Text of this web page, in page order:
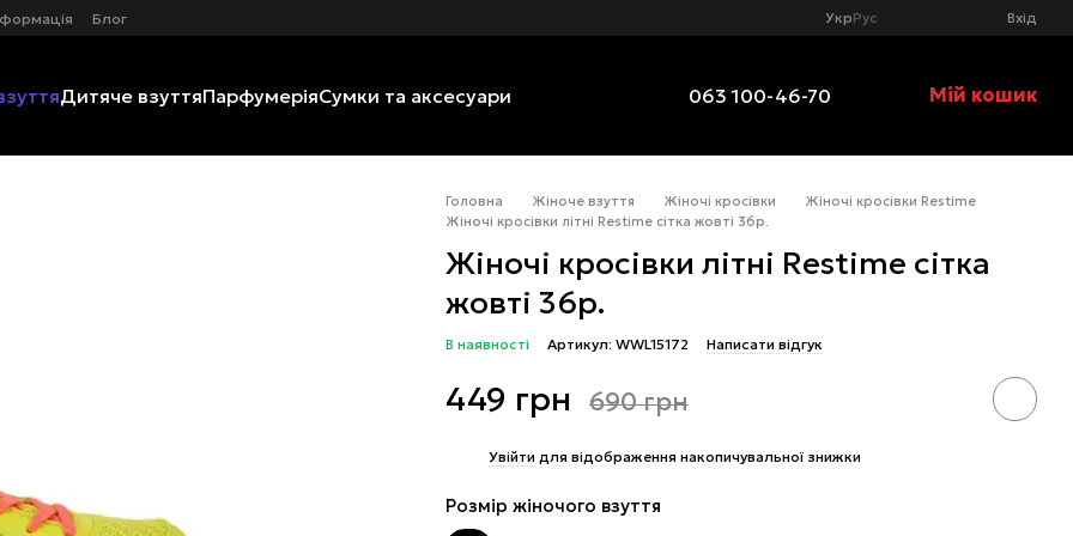
Блог УкрРус Вхід
Дитяче взуттяПарфумеріяСумки та аксесуари 063 100-46-70 Мій кошик
Головна Жіноче взуття Жіночі кросівки
Жіночі кросівки Restime
Жіночі кросівки літні Restime сітка жовті 36р.
Жіночі кросівки літні Restime сітка
жовті 36р.
В наявності Артикул: WWL15172 Написати відгук
449 грн 690 грн
Увійти для відображення накопичувальної знижки
Розмір жіночого взуття